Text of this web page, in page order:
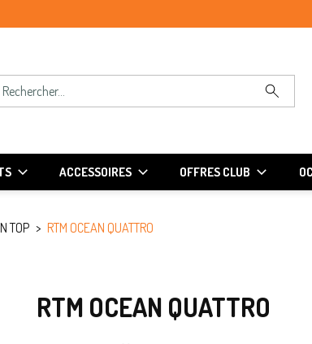
ACCESSOIRES OFFRES CLUB
TOP RTM OCEAN QUATTRO
RTM OCEAN QUATTRO